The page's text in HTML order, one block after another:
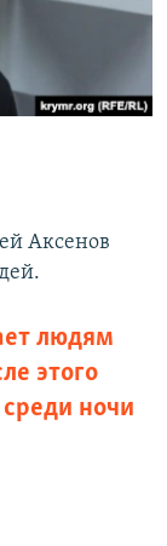
Аксенов
людям
этого
ночи